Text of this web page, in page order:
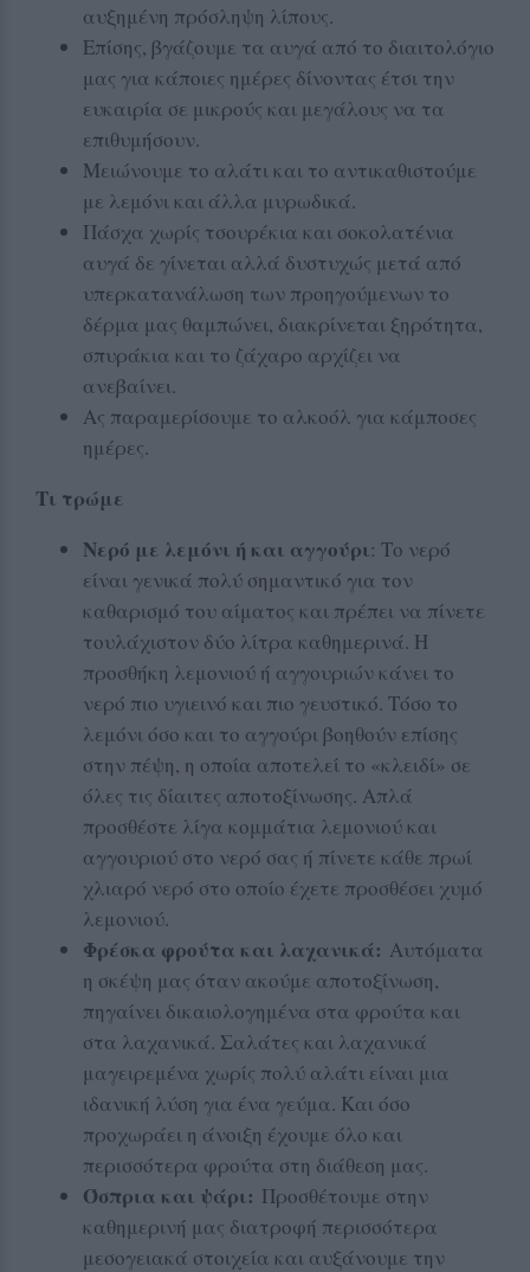
αυξημένη πρόσληψη λίπους.
Επίσης, βγάζουμε τα αυγά από το διαιτολόγιο
μας για κάποιες ημέρες δίνοντας έτσι την
ευκαιρία σε μικρούς και μεγάλους να τα
επιθυμήσουν.
Μειώνουμε το αλάτι και το αντικαθιστούμε
με λεμόνι και άλλα μυρωδικά.
Πάσχα χωρίς τσουρέκια και σοκολατένια
αυγά δε γίνεται αλλά δυστυχώς μετά από
υπερκατανάλωση των προηγούμενων το
δέρμα μας θαμπώνει, διακρίνεται ξηρότητα,
σπυράκια και το ζάχαρο αρχίζει να
ανεβαίνει.
Ας παραμερίσουμε το αλκοόλ για κάμποσες
ημέρες.
Τι τρώμε
Νερό με λεμόνι ή και αγγούρι: Το νερό
είναι γενικά πολύ σημαντικό για τον
καθαρισμό του αίματος και πρέπει να πίνετε
τουλάχιστον δύο λίτρα καθημερινά. Η
προσθήκη λεμονιού ή αγγουριών κάνει το
νερό πιο υγιεινό και πιο γευστικό. Τόσο το
λεμόνι όσο και το αγγούρι βοηθούν επίσης
στην πέψη, η οποία αποτελεί το «κλειδί» σε
όλες τις δίαιτες αποτοξίνωσης. Απλά
προσθέστε λίγα κομμάτια λεμονιού και
αγγουριού στο νερό σας ή πίνετε κάθε πρωί
χλιαρό νερό στο οποίο έχετε προσθέσει χυμό
λεμονιού.
Φρέσκα φρούτα και λαχανικά: Αυτόματα
η σκέψη μας όταν ακούμε αποτοξίνωση,
πηγαίνει δικαιολογημένα στα φρούτα και
στα λαχανικά. Σαλάτες και λαχανικά
μαγειρεμένα χωρίς πολύ αλάτι είναι μια
ιδανική λύση για ένα γεύμα. Και όσο
προχωράει η άνοιξη έχουμε όλο και
περισσότερα φρούτα στη διάθεση μας.
Όσπρια και ψάρι: Προσθέτουμε στην
καθημερινή μας διατροφή περισσότερα
μεσογειακά στοιχεία και αυξάνουμε την